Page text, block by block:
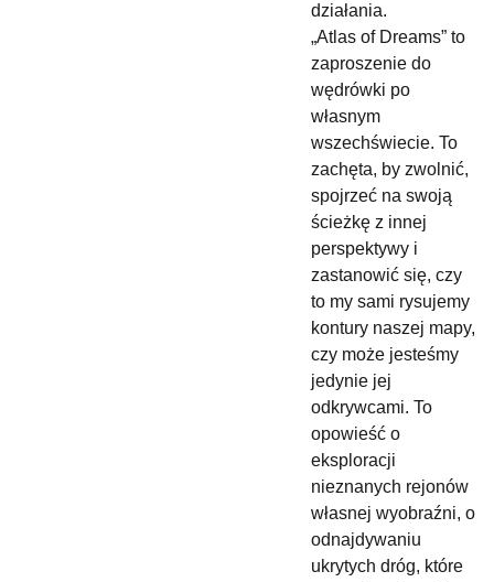
działania.
„Atlas of Dreams” to
zaproszenie do
wędrówki po
własnym
wszechświecie. To
zachęta, by zwolnić,
spojrzeć na swoją
ścieżkę z innej
perspektywy i
zastanowić się, czy
to my sami rysujemy
kontury naszej mapy,
czy może jesteśmy
jedynie jej
odkrywcami. To
opowieść o
eksploracji
nieznanych rejonów
własnej wyobraźni, o
odnajdywaniu
ukrytych dróg, które